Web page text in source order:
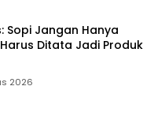
Sopi Jangan Hanya
Ditata Jadi Produk
2026